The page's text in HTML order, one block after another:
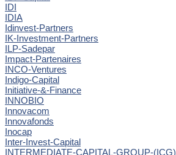
IDI
IDIA
Idinvest-Partners
IK-Investment-Partners
ILP-Sadepar
Impact-Partenaires
INCO-Ventures
Indigo-Capital
Initiative-&-Finance
INNOBIO
Innovacom
Innovafonds
Inocap
Inter-Invest-Capital
INTERMEDIATE-CAPITAL-GROUP-(ICG)